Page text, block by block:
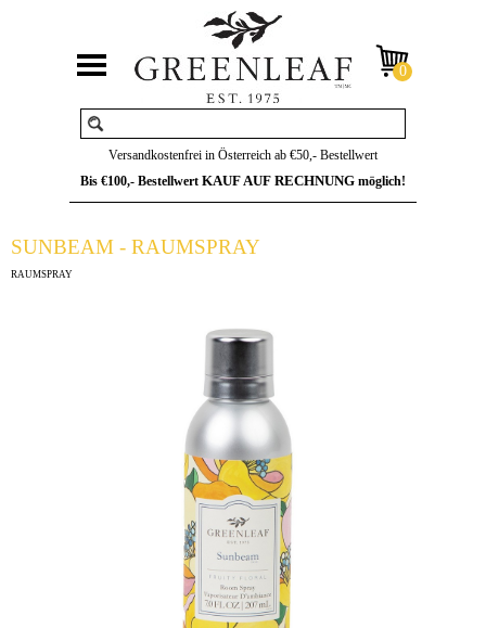
Versandkostenfrei in Österreich ab €50,- Bestellwert
Bis €100,- Bestellwert KAUF AUF RECHNUNG möglich!
SUNBEAM - RAUMSPRAY
RAUMSPRAY